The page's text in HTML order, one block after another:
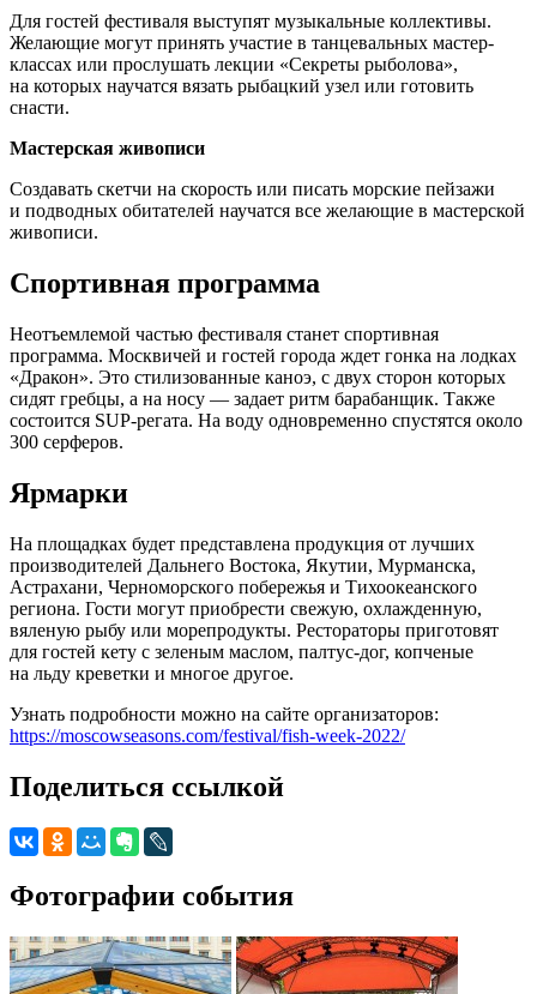
Для гостей фестиваля выступят музыкальные коллективы.
Желающие могут принять участие в танцевальных мастер-
классах или прослушать лекции «Секреты рыболова»,
на которых научатся вязать рыбацкий узел или готовить
снасти.
Мастерская живописи
Создавать скетчи на скорость или писать морские пейзажи
и подводных обитателей научатся все желающие в мастерской
живописи.
Спортивная программа
Неотъемлемой частью фестиваля станет спортивная
программа. Москвичей и гостей города ждет гонка на лодках
«Дракон». Это стилизованные каноэ, с двух сторон которых
сидят гребцы, а на носу — задает ритм барабанщик. Также
состоится SUP-регата. На воду одновременно спустятся около
300 серферов.
Ярмарки
На площадках будет представлена продукция от лучших
производителей Дальнего Востока, Якутии, Мурманска,
Астрахани, Черноморского побережья и Тихоокеанского
региона. Гости могут приобрести свежую, охлажденную,
вяленую рыбу или морепродукты. Рестораторы приготовят
для гостей кету с зеленым маслом, палтус-дог, копченые
на льду креветки и многое другое.
Узнать подробности можно на сайте организаторов:
https://moscowseasons.com/festival/fish-week-2022/
Поделиться ссылкой
Фотографии события